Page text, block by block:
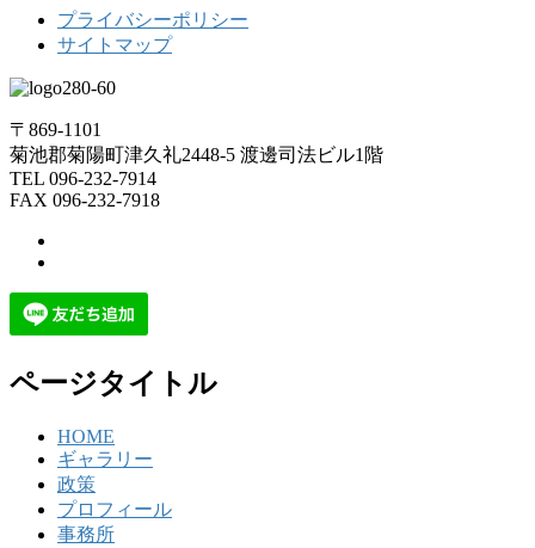
プライバシーポリシー
サイトマップ
〒869-1101
菊池郡菊陽町津久礼2448-5 渡邊司法ビル1階
TEL 096-232-7914
FAX 096-232-7918
ページタイトル
HOME
ギャラリー
政策
プロフィール
事務所